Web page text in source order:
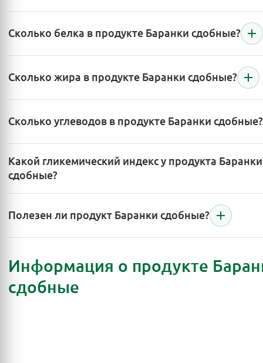
Сколько белка в продукте Баранки сдобные?
Сколько жира в продукте Баранки сдобные?
Сколько углеводов в продукте Баранки сдобные?
Какой гликемический индекс у продукта Баранки
сдобные?
Полезен ли продукт Баранки сдобные?
Информация о продукте
сдобные